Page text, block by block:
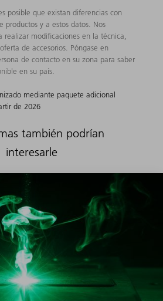
posible que existan diferencias con
productos y a estos datos. Nos
realizar modificaciones en la técnica,
de accesorios. Póngase en
de contacto en su zona para saber
en su país.
mediante paquete adicional
de 2026
también podrían
interesarle